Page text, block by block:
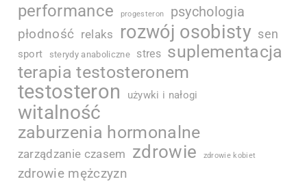
performance progesteron psychologia
płodność relaks rozwój osobisty sen
sport sterydy anaboliczne stres suplementacja
terapia testosteronem
testosteron używki i nałogi
witalność
zaburzenia hormonalne
zarządzanie czasem zdrowie zdrowie kobiet
zdrowie mężczyzn